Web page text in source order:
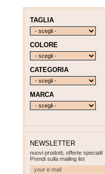
TAGLIA
COLORE
CATEGORIA
MARCA
NEWSLETTER
nuovi prodotti, offerte speciali!
Prendi sulla mailing list